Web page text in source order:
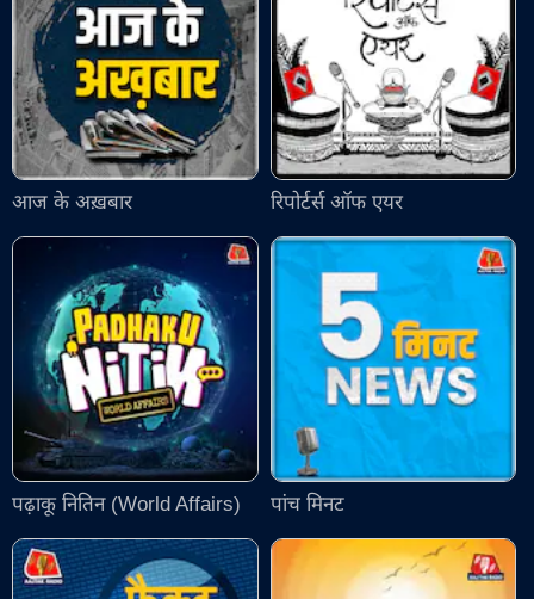
आज के अख़बार रिपोर्टर्स ऑफ एयर
पढ़ाकू नितिन (World Affairs) पांच मिनट